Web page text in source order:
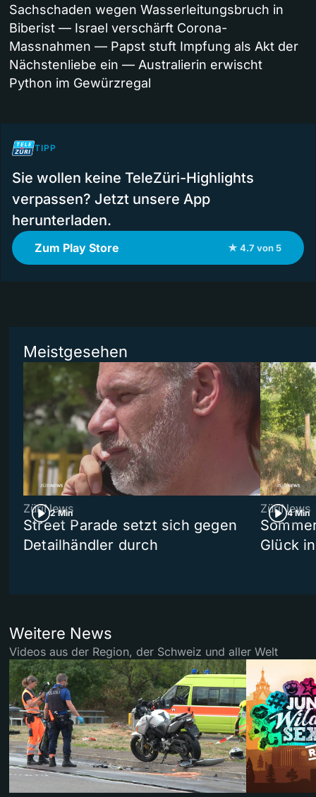
Sachschaden wegen Wasserleitungsbruch in
Biberist — Israel verschärft Corona-
Massnahmen — Papst stuft Impfung als Akt der
Nächstenliebe ein — Australierin erwischt
Python im Gewürzregal
TIPP
Sie wollen keine TeleZüri-Highlights
verpassen? Jetzt unsere App
herunterladen.
Zum Play Store ★ 4.7 von 5
Meistgesehen
2 Min
ZüriNews
Street Parade setzt sich gegen
Detailhändler durch
4 Min
ZüriNews
Glück
Weitere News
Videos aus der Region, der Schweiz und aller Welt